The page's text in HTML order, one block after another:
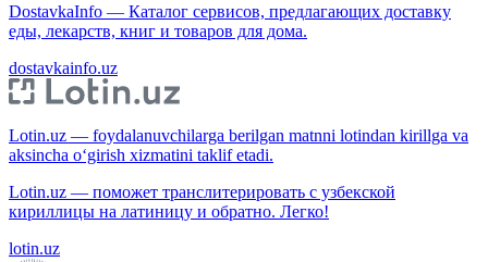
DostavkaInfo — Каталог сервисов, предлагающих доставку
еды, лекарств, книг и товаров для дома.
dostavkainfo.uz
Lotin.uz — foydalanuvchilarga berilgan matnni lotindan kirillga va
aksincha o‘girish xizmatini taklif etadi.
Lotin.uz — поможет транслитерировать с узбекской
кириллицы на латиницу и обратно. Легко!
lotin.uz